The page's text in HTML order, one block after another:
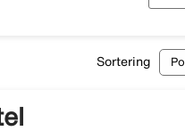
Sortering